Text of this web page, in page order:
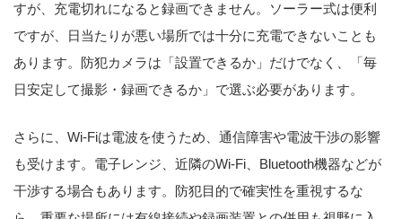
すが、充電切れになると録画できません。ソーラー式は便利
ですが、日当たりが悪い場所では十分に充電できないことも
あります。防犯カメラは「設置できるか」だけでなく、「毎
日安定して撮影・録画できるか」で選ぶ必要があります。
さらに、Wi-Fiは電波を使うため、通信障害や電波干渉の影響
も受けます。電子レンジ、近隣のWi-Fi、Bluetooth機器などが
干渉する場合もあります。防犯目的で確実性を重視するな